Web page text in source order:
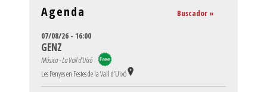
Agenda Buscador »
07/08/26 - 16:00
GENZ
Música - La Vall d'Uixó
Les Penyes en Festes de la Vall d’Uixó